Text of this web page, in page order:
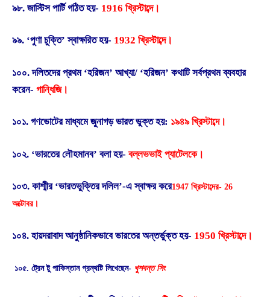
৯৮. জাস্টিস পার্টি গঠিত হয়- 1916 খ্রিস্টাব্দে।
৯৯. ‘পুণা চুক্তি’ স্বাক্ষরিত হয়- 1932 খ্রিস্টাব্দে।
১০০. দলিতদের প্রথম ‘হরিজন’ আখ্যা/ ‘হরিজন’ কথাটি সর্বপ্রথম ব্যবহার
করেন- গান্ধিজি।
১০১. গণভোটের মাধ্যমে জুনাগড় ভারত ভুক্ত হয়: ১৯৪৯ খ্রিস্টাব্দে।
১০২. ‘ভারতের লৌহমানব’ বলা হয়- বল্লভভাই প্যাটেলকে।
১০৩. কাশ্মীর ‘ভারতভুক্তির দলিল’-এ স্বাক্ষর করে1947 খ্রিস্টাব্দের- 26
অক্টোবর।
১০৪. হায়দরাবাদ আনুষ্ঠানিকভাবে ভারতের অন্তর্ভুক্ত হয়- 1950 খ্রিস্টাব্দে।
১০৫. ট্রেন টু পাকিস্তান গ্রন্থটি লিখেছেন- খুশবন্ত সিং